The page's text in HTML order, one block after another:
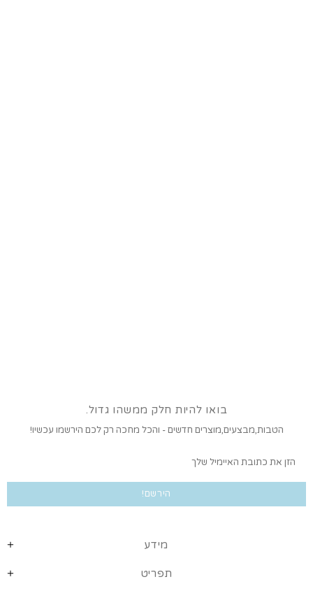
בואו להיות חלק ממשהו גדול.
הטבות,מבצעים,מוצרים חדשים - והכל מחכה רק לכם הירשמו עכשיו!
מידע
תפריט